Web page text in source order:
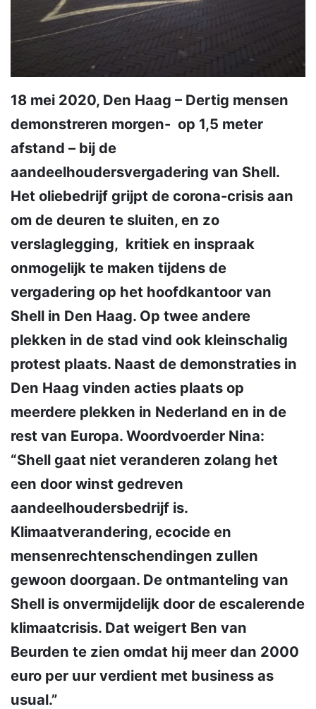
18 mei 2020, Den Haag – Dertig mensen
demonstreren morgen- op 1,5 meter
afstand – bij de
aandeelhoudersvergadering van Shell.
Het oliebedrijf grijpt de corona-crisis aan
om de deuren te sluiten, en zo
verslaglegging, kritiek en inspraak
onmogelijk te maken tijdens de
vergadering op het hoofdkantoor van
Shell in Den Haag. Op twee andere
plekken in de stad vind ook kleinschalig
protest plaats. Naast de demonstraties in
Den Haag vinden acties plaats op
meerdere plekken in Nederland en in de
rest van Europa. Woordvoerder Nina:
“Shell gaat niet veranderen zolang het
een door winst gedreven
aandeelhoudersbedrijf is.
Klimaatverandering, ecocide en
mensenrechtenschendingen zullen
gewoon doorgaan. De ontmanteling van
Shell is onvermijdelijk door de escalerende
klimaatcrisis. Dat weigert Ben van
Beurden te zien omdat hij meer dan 2000
euro per uur verdient met business as
usual.”